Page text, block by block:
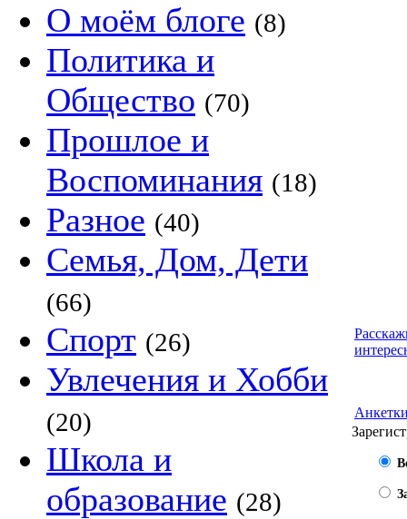
О моём блоге (8)
Политика и
Общество (70)
Прошлое и
Воспоминания (18)
Разное (40)
Семья, Дом, Дети
(66)
Спорт (26)
Увлечения и Хобби
(20)
Школа и
образование (28)